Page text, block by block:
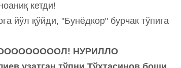
кетди!
йўл қўйди, "Бунёдкор" бурчак тўпига
НУРИЛЛО